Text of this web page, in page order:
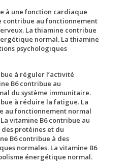
à une fonction cardiaque
contribue au fonctionnement
La thiamine contribue
normal. La thiamine
psychologiques
à réguler l’activité
B6 contribue au
du système immunitaire.
à réduire la fatigue. La
au fonctionnement normal
vitamine B6 contribue au
protéines et du
B6 contribue à des
normales. La vitamine B6
énergétique normal.